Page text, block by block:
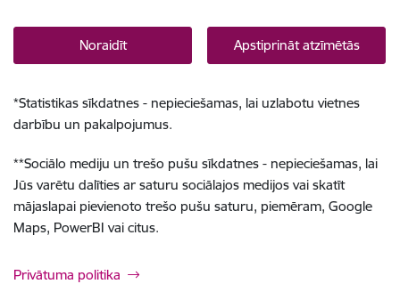
Noraidīt Apstiprināt atzīmētās
*Statistikas sīkdatnes - nepieciešamas, lai uzlabotu vietnes
darbību un pakalpojumus.
**Sociālo mediju un trešo pušu sīkdatnes - nepieciešamas, lai
Jūs varētu dalīties ar saturu sociālajos medijos vai skatīt
mājaslapai pievienoto trešo pušu saturu, piemēram, Google
Maps, PowerBI vai citus.
Privātuma politika